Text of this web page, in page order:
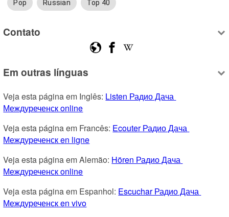
Pop Russian Top 40
Contato
Em outras línguas
Veja esta página em Inglês: Listen Радио Дача
Междуреченск online
Veja esta página em Francês: Ecouter Радио Дача
Междуреченск en ligne
Veja esta página em Alemão: Hören Радио Дача
Междуреченск online
Veja esta página em Espanhol: Escuchar Радио Дача
Междуреченск en vivo